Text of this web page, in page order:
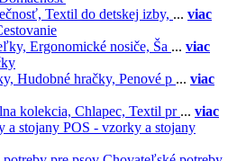
Textil do detskej izby, ... viac
Ergonomické nosiče, Ša ... viac
Hudobné hračky, Penové p ... viac
kolekcia, Chlapec, Textil pr ... viac
POS - vzorky a stojany